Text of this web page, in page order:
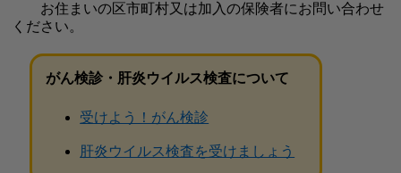
お住まいの区市町村又は加入の保険者にお問い合わせ
ください。
がん検診・肝炎ウイルス検査について
受けよう！がん検診
肝炎ウイルス検査を受けましょう